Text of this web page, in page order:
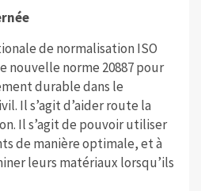
de normalisation ISO
nouvelle norme 20887 pour
durable dans le
Il s’agit d’aider route la
Il s’agit de pouvoir utiliser
de manière optimale, et à
leurs matériaux lorsqu’ils